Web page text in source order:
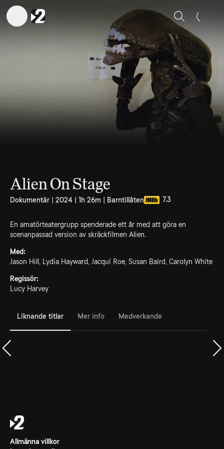
Sök
Alien On Stage
Dokumentär | 2024 | 1h 26m | Barntillåten 7.3
En amatörteatergrupp spenderade ett år med att göra en
scenanpassad version av skräckfilmen Alien.
Med:
Jason Hill, Lydia Hayward, Jacqui Roe, Susan Baird, Carolyn White
Regissör:
Lucy Harvey
Liknande titlar Mer info Medverkande
Allmänna villkor